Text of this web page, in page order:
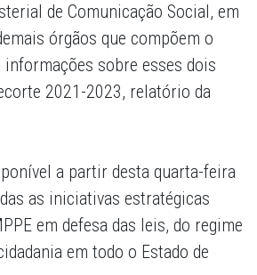
de Comunicação Social, em
órgãos que compõem o
informações sobre esses dois
2021-2023, relatório da
a partir desta quarta-feira
as iniciativas estratégicas
em defesa das leis, do regime
em todo o Estado de